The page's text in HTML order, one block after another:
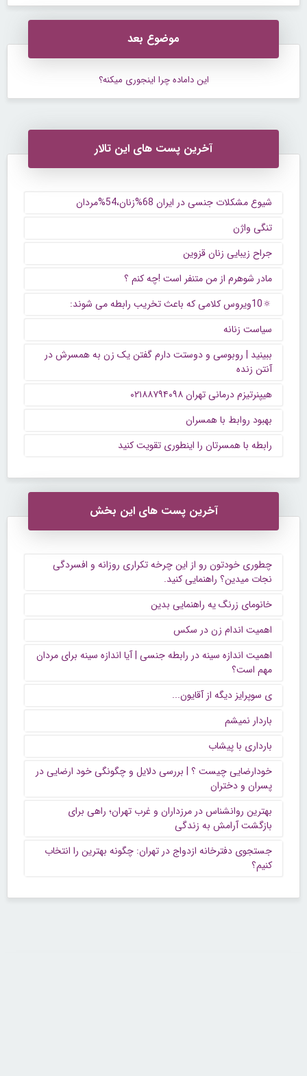
موضوع بعد
این داماده چرا اینجوری میکنه؟
آخرین پست های این تالار
شیوع مشکلات جنسی در ایران 68%زنان،54%مردان
تنگی واژن
جراح زیبایی زنان قزوین
مادر شوهرم از من متنفر است !چه کنم ؟
🔅10ویروس کلامی که باعث تخریب رابطه می شوند:
سیاست زنانه
ببینید | روبوسی و دوستت دارم گفتن یک زن به همسرش در
آنتن زنده
هیپنرتیزم درمانی تهران ۰۲۱۸۸۷۹۴۰۹۸
بهبود روابط با همسران
رابطه با همسرتان را اینطوری تقویت کنید
آخرین پست های این بخش
چطوری خودتون رو از این چرخه تکراری روزانه و افسردگی
نجات میدین؟ راهنمایی کنید.
خانومای زرنگ یه راهنمایی بدین
اهمیت اندام زن در سکس
اهمیت اندازه سینه در رابطه جنسی | آیا اندازه سینه برای مردان
مهم است؟
ی سوپرایز دیگه از آقایون...
باردار نمیشم
بارداری با پیشاب
خودارضایی چیست ؟ | بررسی دلایل و چگونگی خود ارضایی در
پسران و دختران
بهترین روانشناس در مرزداران و غرب تهران؛ راهی برای
بازگشت آرامش به زندگی
جستجوی دفترخانه ازدواج در تهران: چگونه بهترین را انتخاب
کنیم؟